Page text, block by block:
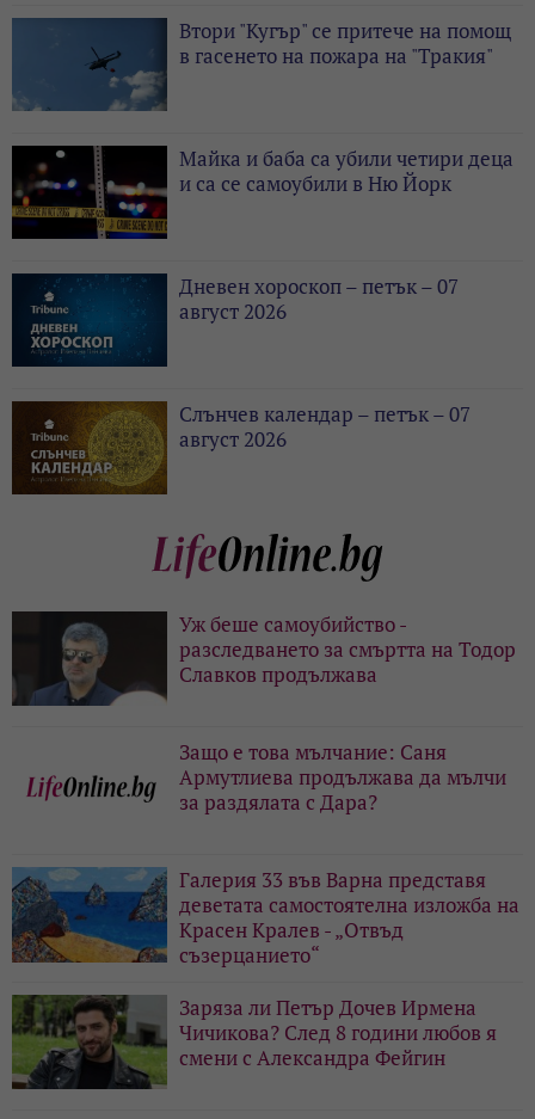
Втори "Кугър" се притече на помощ
в гасенето на пожара на "Тракия"
Майка и баба са убили четири деца
и са се самоубили в Ню Йорк
Дневен хороскоп – петък – 07
август 2026
Слънчев календар – петък – 07
август 2026
Уж беше самоубийство -
разследването за смъртта на Тодор
Славков продължава
Защо е това мълчание: Саня
Армутлиева продължава да мълчи
за раздялата с Дара?
Галерия 33 във Варна представя
деветата самостоятелна изложба на
Красен Кралев - „Отвъд
съзерцанието“
Заряза ли Петър Дочев Ирмена
Чичикова? След 8 години любов я
смени с Александра Фейгин